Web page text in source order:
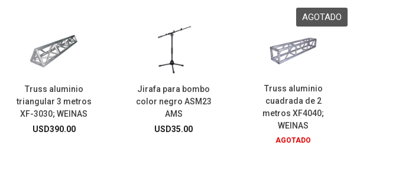
Truss aluminio
triangular 3 metros
XF-3030; WEINAS
USD390.00
Jirafa para bombo
color negro ASM23
AMS
USD35.00
Truss aluminio
cuadrada de 2
metros XF4040;
WEINAS
AGOTADO